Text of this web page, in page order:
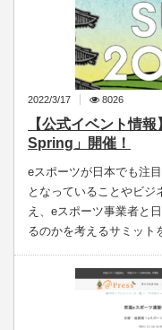
2022/3/17 8026
【公式イベント情
Spring」開催！
eスポーツが日本でも注
となっていることやビジ
え、eスポーツ事業者と
るのかを考えるサミッ